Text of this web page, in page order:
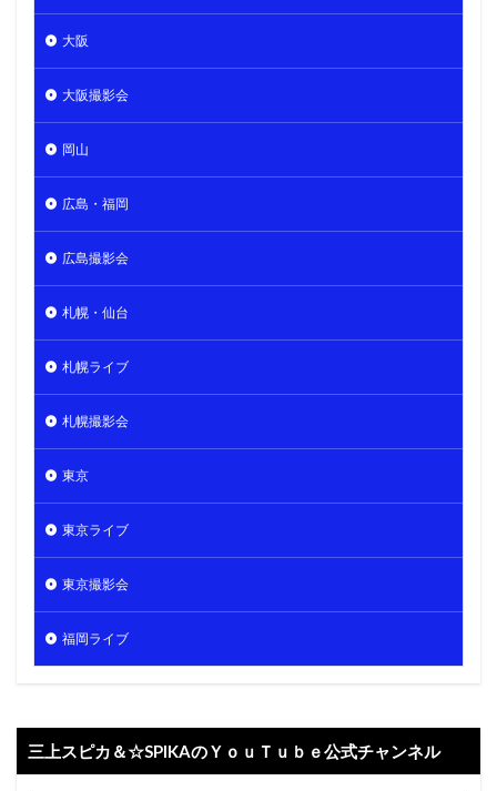
大阪
大阪撮影会
岡山
広島・福岡
広島撮影会
札幌・仙台
札幌ライブ
札幌撮影会
東京
東京ライブ
東京撮影会
福岡ライブ
三上スピカ＆☆SPIKAのＹｏｕＴｕｂｅ公式チャンネル